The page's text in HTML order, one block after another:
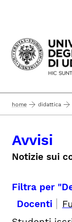
Passa al
home didattica
Avvisi
Notizie sui
Filtra per
Docenti |